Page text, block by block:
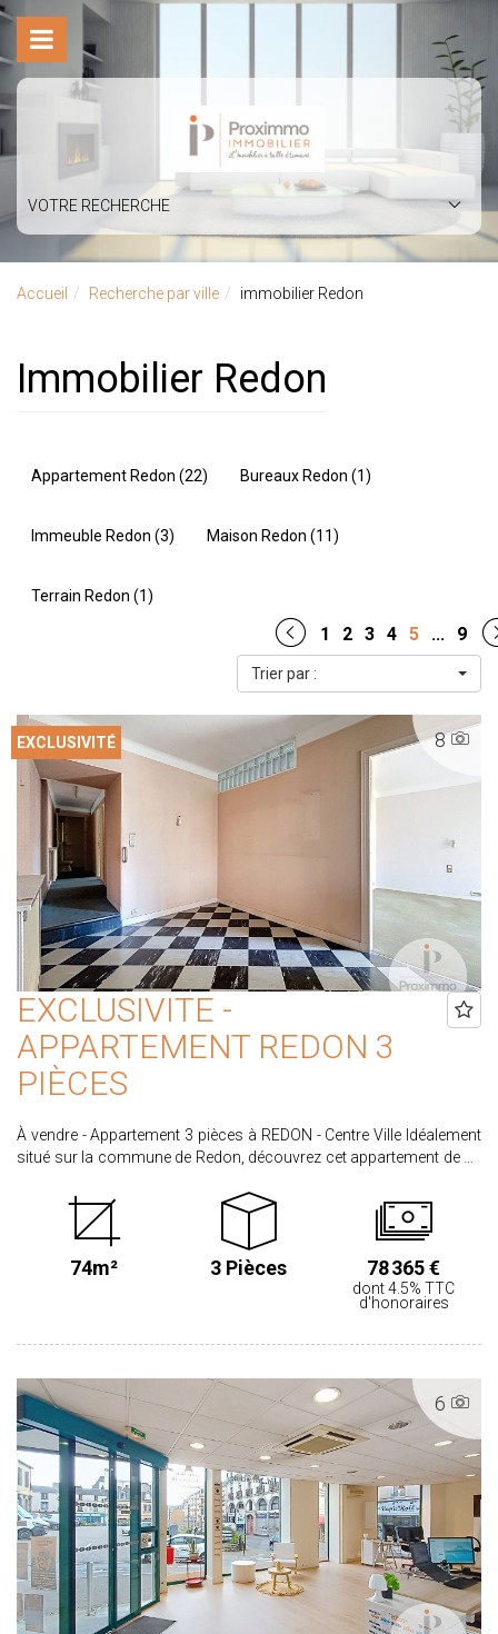
VOTRE RECHERCHE
Accueil Recherche par ville immobilier Redon
immobilier Redon
Appartement Redon (22) Bureaux Redon (1)
Immeuble Redon (3) Maison Redon (11)
Terrain Redon (1)
1 2 3 4 5 ... 9
Trier par :
8
EXCLUSIVITÉ
EXCLUSIVITE -
APPARTEMENT REDON 3
PIÈCES
À vendre - Appartement 3 pièces à REDON - Centre Ville Idéalement
situé sur la commune de Redon, découvrez cet appartement de 75
potentiel d'aménagement. Dès l'entrée, vous serez séduit par un
espace accueillant, à la fois agréable et fonctionnel, qui dessert
harmonieusement l'ensemble du logement. L'appartement se
compose de trois grandes pièces lumineuses, offrant de multiples
possibilités d'agencement selon vos envies : résidence principale
confortable, pied-à-terre ou investissement locatif. Chaque espace
rare, idéal pour les amateurs d'espaces à personnaliser. Situé à
proximité des commodités et du centre de Redon, vous profitez
d'un cadre de vie pratique et agréable au quotidien. Les atouts :
Volumes généreux Fort potentiel d'aménagement Situation idéale
Classe Energie : E Une opportunité à ne pas manquer ! Contactez-
nous au 02.99.72.30.30 dès maintenant pour organiser une visite.
PRIX HAI : 78.365€ dont 4.5% d'honoraires à la charge de
l'acquéreur calculé sur un prix principal de 74.990€ Les
informations sur les risques auxquels ce bien est exposé sont
disponibles sur le site www.georisques.gouv.fr
74m² 3 Pièces 78 365 €
dont 4.5% TTC
d'honoraires
6